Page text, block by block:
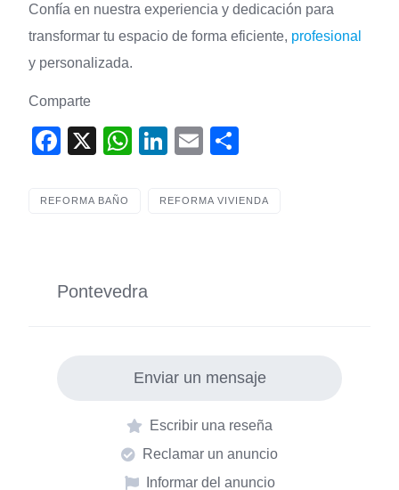
Confía en nuestra experiencia y dedicación para
transformar tu espacio de forma eficiente, profesional
y personalizada.
Comparte
F
c
o
X
W
p
Li
k
E
ail ar
REFORMA BAÑO REFORMA VIVIENDA
Pontevedra
Enviar un mensaje
Escribir una reseña
Reclamar un anuncio
Informar del anuncio